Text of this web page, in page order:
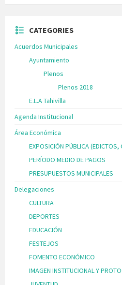
CATEGORIES
Acuerdos Municipales
Ayuntamiento
Plenos
Plenos 2018
E.L.A Tahivilla
Agenda Institucional
Área Económica
EXPOSICIÓN PÚBLICA
PERÍODO MEDIO DE PAGOS
PRESUPUESTOS MUNICIPALES
Delegaciones
CULTURA
DEPORTES
EDUCACIÓN
FESTEJOS
FOMENTO ECONÓMICO
IMAGEN INSTITUCIONAL Y